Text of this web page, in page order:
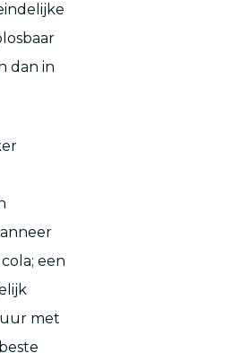
dan in
een
met